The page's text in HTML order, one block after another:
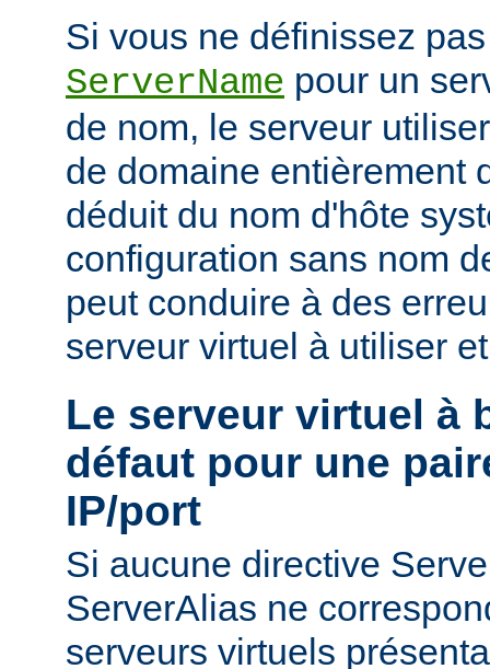
Si vous ne définissez
ServerName pour un
de nom, le serveur
de domaine entièrement
déduit du nom d'hôte
configuration sans nom
peut conduire à des
serveur virtuel à utiliser
Le serveur virtuel à
défaut pour une
IP/port
Si aucune directive
ServerAlias ne
serveurs virtuels